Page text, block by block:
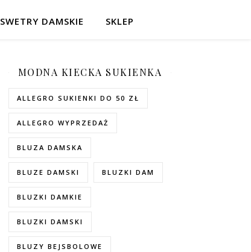
SWETRY DAMSKIE SKLEP
MODNA KIECKA SUKIENKA
ALLEGRO SUKIENKI DO 50 ZŁ
ALLEGRO WYPRZEDAŻ
BLUZA DAMSKA
BLUZE DAMSKI BLUZKI DAM
BLUZKI DAMKIE
BLUZKI DAMSKI
BLUZY BEJSBOLOWE